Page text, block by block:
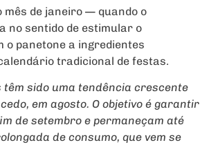
mês de janeiro — quando o
no sentido de estimular o
o panetone a ingredientes
tradicional de festas.
sido uma tendência crescente
em agosto. O objetivo é garantir
de setembro e permaneçam até
de consumo, que vem se